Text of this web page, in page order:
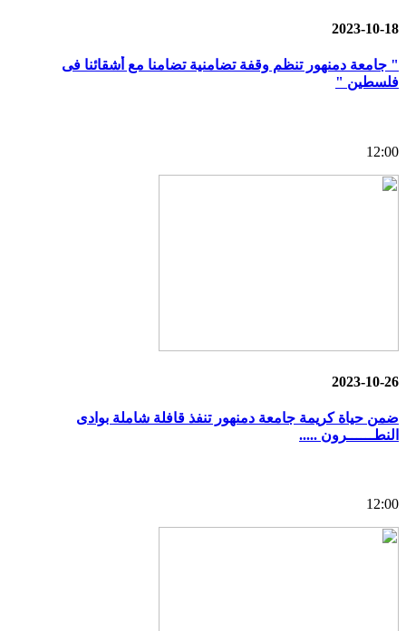
2023-10-18
" جامعة دمنهور تنظم وقفة تضامنية تضامنا مع أشقائنا فى
فلسطين "
12:00
2023-10-26
ضمن حياة كريمة جامعة دمنهور تنفذ قافلة شاملة بوادى
النطــــــرون .....
12:00